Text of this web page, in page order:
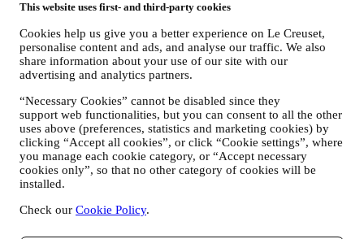
This website uses first- and third-party cookies
Cookies help us give you a better experience on Le Creuset,
personalise content and ads, and analyse our traffic. We also
share information about your use of our site with our
advertising and analytics partners.
“Necessary Cookies” cannot be disabled since they
support web functionalities, but you can consent to all the other
uses above (preferences, statistics and marketing cookies) by
clicking “Accept all cookies”, or click “Cookie settings”, where
you manage each cookie category, or “Accept necessary
cookies only”, so that no other category of cookies will be
installed.
Check our Cookie Policy.
Creuset. Będziemy to realizować poprzez analizę
przyzwyczajeń albo zainteresowań użytkownika, na przykład
w odniesieniu do najczęściej przeglądanych produktów,
interakcji z nami w mediach społecznościowych, stron
odwiedzanych w naszej witrynie internetowej, czytanych
treści naszych ofert. Używamy do tego głównie plików
cookie i podobnych technologii (w tym technologię Piksela
Śledzącego), również w połączeniu z Twoimi danymi i
preferencjami zebranymi po zapisaniu się na naszą
spersonalizowaną komunikację marketingową. Będziemy
wykorzystywać te informacje do zarządzania naszymi
reklamami na innych stronach, udzielania dostępu do
określonych treści, dostosowywania treści albo ofert
jeżeli użytkownik wyrazi zgodę, do otrzymywania naszej